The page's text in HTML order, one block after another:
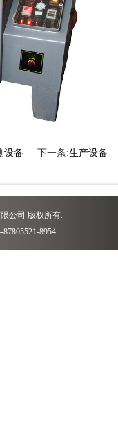
下一条:生产设备
设备
公司 版权所有.
8954